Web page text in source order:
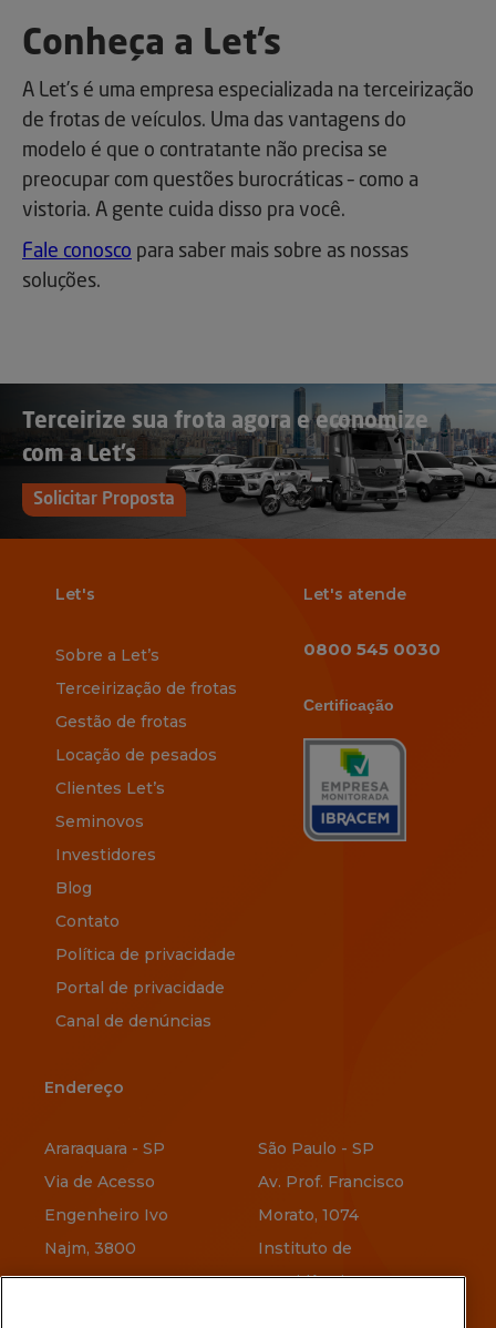
Conheça a Let’s
A Let’s é uma empresa especializada na terceirização
de frotas de veículos. Uma das vantagens do
modelo é que o contratante não precisa se
preocupar com questões burocráticas – como a
vistoria. A gente cuida disso pra você.
Fale conosco para saber mais sobre as nossas
soluções.
Terceirize sua frota agora e economize
com a Let’s
Solicitar Proposta
Let's
Sobre a Let’s
Terceirização de frotas
Gestão de frotas
Locação de pesados
Clientes Let’s
Seminovos
Investidores
Blog
Contato
Política de privacidade
Portal de privacidade
Canal de denúncias
Let's atende
0800 545 0030
Certificação
Endereço
Araraquara - SP
Via de Acesso
Engenheiro Ivo
Najm, 3800
São Paulo - SP
Av. Prof. Francisco
Morato, 1074
Instituto de
Previdência